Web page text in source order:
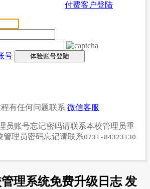
付费客户登陆
号
有任何问题联系 微信客服
员账号忘记密码请联系本校管理员重
管理员密码忘记请联系0731-84323130
理系统免费升级日志 发